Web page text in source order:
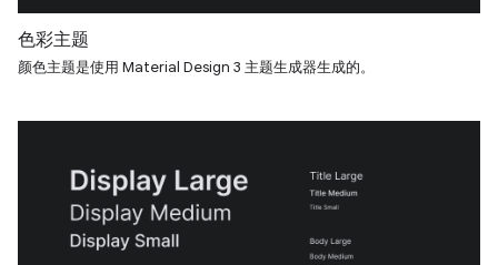
色彩主题
颜色主题是使用 Material Design 3 主题生成器生成的。